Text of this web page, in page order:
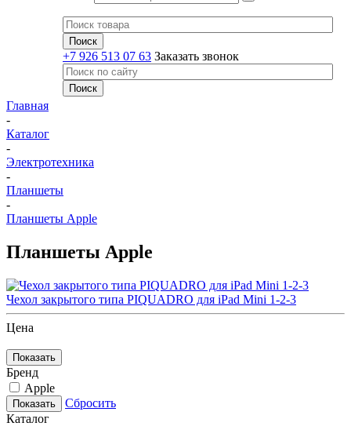
+7 926 513 07 63 Заказать звонок
Главная
-
Каталог
-
Электротехника
-
Планшеты
-
Планшеты Apple
Планшеты Apple
Чехол закрытого типа PIQUADRO для iPad Mini 1-2-3
Цена
Показать
Бренд
Apple
Показать
Сбросить
Каталог